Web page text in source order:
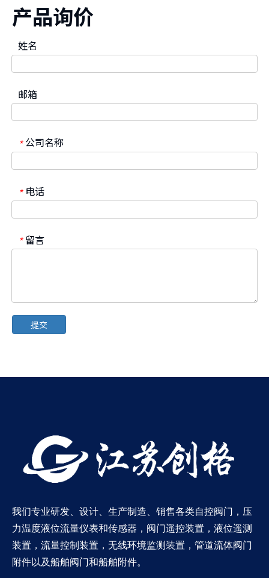
产品询价
姓名
邮箱
* 公司名称
* 电话
* 留言
提交
我们专业研发、设计、生产制造、销售各类自控阀门，压
力温度液位流量仪表和传感器，阀门遥控装置，液位遥测
装置，流量控制装置，无线环境监测装置，管道流体阀门
附件以及船舶阀门和船舶附件。